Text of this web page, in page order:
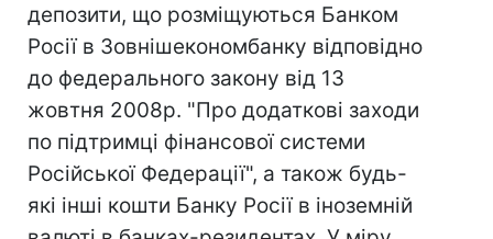
депозити, що розміщуються Банком
Росії в Зовнішекономбанку відповідно
до федерального закону від 13
жовтня 2008р. "Про додаткові заходи
по підтримці фінансової системи
Російської Федерації", а також будь-
які інші кошти Банку Росії в іноземній